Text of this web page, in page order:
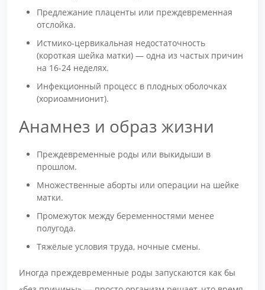
Предлежание плаценты или преждевременная
отслойка.
Истмико-цервикальная недостаточность
(короткая шейка матки) — одна из частых причин
на 16-24 неделях.
Инфекционный процесс в плодных оболочках
(хориоамнионит).
Анамнез и образ жизни
Преждевременные роды или выкидыши в
прошлом.
Множественные аборты или операции на шейке
матки.
Промежуток между беременностями менее
полугода.
Тяжёлые условия труда, ночные смены.
Иногда преждевременные роды запускаются как бы